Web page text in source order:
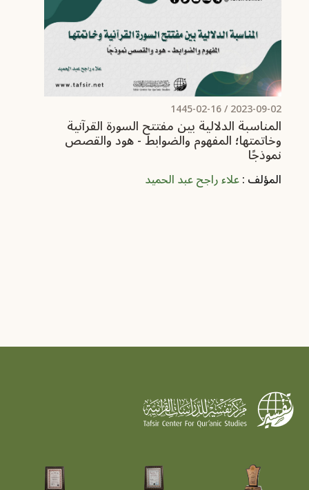
2023-09-02
/ 1445-02-16
المناسبة الدلالية بين مفتتح السورة القرآنية
وخاتمتها؛ ‏المفهوم والضوابط - هود والقصص
نموذجًا
المؤلف :علاء راجح عبد الحميد